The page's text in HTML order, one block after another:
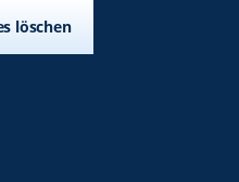
löschen